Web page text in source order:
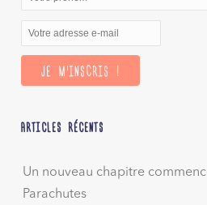
ARTICLES RÉCENTS
Un nouveau chapitre
Parachutes